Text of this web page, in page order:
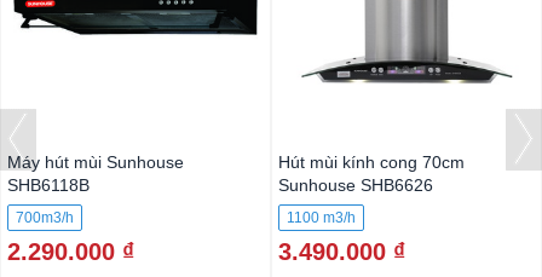
Máy hút mùi Sunhouse
SHB6118B
700m3/h
2.290.000 ₫
Hút mùi kính cong 70cm
Sunhouse SHB6626
1100 m3/h
3.490.000 ₫